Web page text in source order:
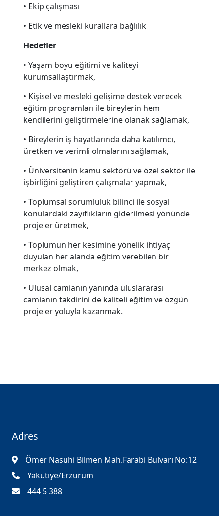
• Ekip çalışması
• Etik ve mesleki kurallara bağlılık
Hedefler
• Yaşam boyu eğitimi ve kaliteyi
kurumsallaştırmak,
• Kişisel ve mesleki gelişime destek verecek
eğitim programları ile bireylerin hem
kendilerini geliştirmelerine olanak sağlamak,
• Bireylerin iş hayatlarında daha katılımcı,
üretken ve verimli olmalarını sağlamak,
• Üniversitenin kamu sektörü ve özel sektör ile
işbirliğini geliştiren çalışmalar yapmak,
• Toplumsal sorumluluk bilinci ile sosyal
konulardaki zayıflıkların giderilmesi yönünde
projeler üretmek,
• Toplumun her kesimine yönelik ihtiyaç
duyulan her alanda eğitim verebilen bir
merkez olmak,
• Ulusal camianın yanında uluslararası
camianın takdirini de kaliteli eğitim ve özgün
projeler yoluyla kazanmak.
Adres
Ömer Nasuhi Bilmen Mah.Farabi Bulvarı No:12
Yakutiye/Erzurum
444 5 388